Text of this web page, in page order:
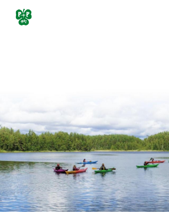
Siirry
sivun
Porin Pyrintö ry